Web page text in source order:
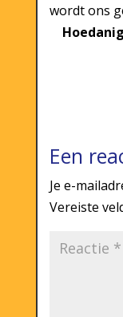
wordt ons
Een
Je e-
Vereiste